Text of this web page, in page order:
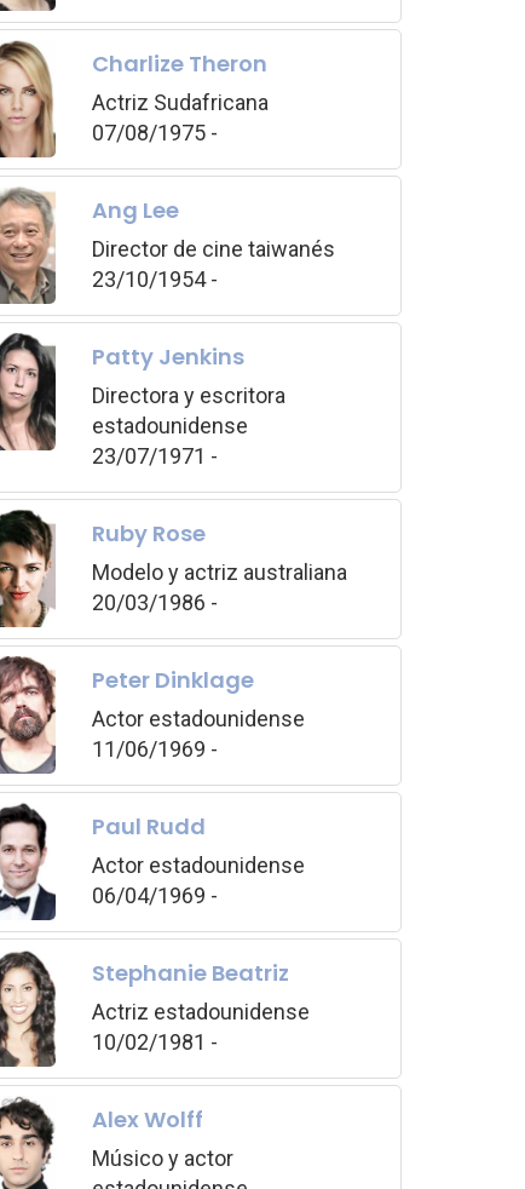
Charlize Theron
Actriz Sudafricana
07/08/1975 -
Ang Lee
Director de cine taiwanés
23/10/1954 -
Patty Jenkins
Directora y escritora
estadounidense
23/07/1971 -
Ruby Rose
Modelo y actriz australiana
20/03/1986 -
Peter Dinklage
Actor estadounidense
11/06/1969 -
Paul Rudd
Actor estadounidense
06/04/1969 -
Stephanie Beatriz
Actriz estadounidense
10/02/1981 -
Alex Wolff
Músico y actor